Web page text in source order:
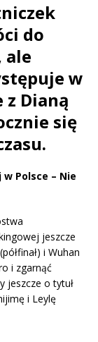
do
ale
w
z Dianą
się
Polsce – Nie
jeszcze
i Wuhan
i zgarnąć
jeszcze o tytuł
i Leylę